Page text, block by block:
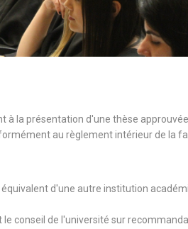
à la présentation d'une thèse
au règlement intérieur de la
d'une autre institution
conseil de l'université sur